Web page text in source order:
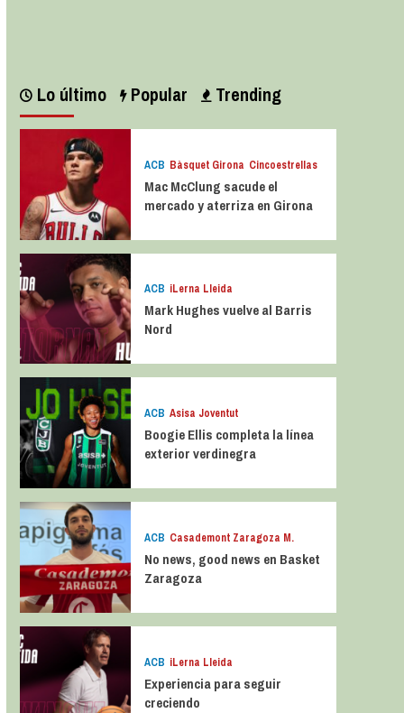
Lo último Popular Trending
ACB Bàsquet Girona Cincoestrellas
Mac McClung sacude el
mercado y aterriza en Girona
ACB iLerna Lleida
Mark Hughes vuelve al Barris
Nord
ACB Asisa Joventut
Boogie Ellis completa la línea
exterior verdinegra
ACB Casademont Zaragoza M.
No news, good news en Basket
Zaragoza
ACB iLerna Lleida
Experiencia para seguir
creciendo